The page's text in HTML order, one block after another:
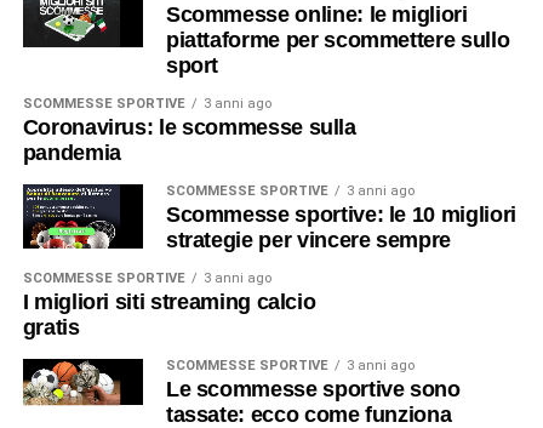
Scommesse online: le migliori
piattaforme per scommettere sullo
sport
SCOMMESSE SPORTIVE 3 anni ago
Coronavirus: le scommesse sulla
pandemia
SCOMMESSE SPORTIVE 3 anni ago
Scommesse sportive: le 10 migliori
strategie per vincere sempre
SCOMMESSE SPORTIVE 3 anni ago
I migliori siti streaming calcio
gratis
SCOMMESSE SPORTIVE 3 anni ago
Le scommesse sportive sono
tassate: ecco come funziona